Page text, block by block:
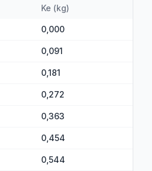
Ke (kg)
0,000
0,091
0,181
0,272
0,363
0,454
0,544